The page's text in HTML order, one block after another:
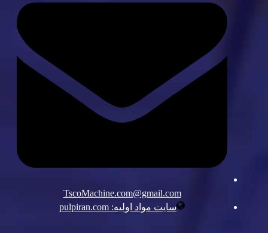
TscoMachine.com@gmail.com
سایت مواد اولیه: pulpiran.com